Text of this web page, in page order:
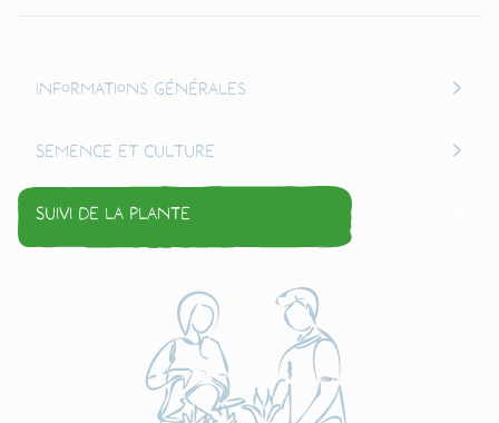
Informations générales
Semence et culture
Suivi de la plante